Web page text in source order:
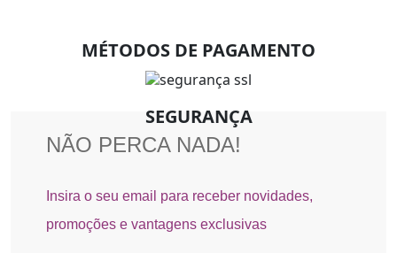
MÉTODOS DE PAGAMENTO
SEGURANÇA